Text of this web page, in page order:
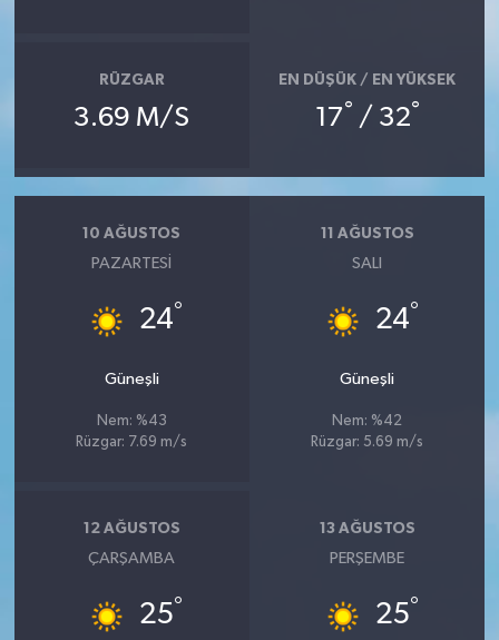
RÜZGAR
3.69 M/S
EN DÜŞÜK / EN YÜKSEK
17° / 32°
10 AĞUSTOS
PAZARTESI
24°
Güneşli
Nem: %43
Rüzgar: 7.69 m/s
11 AĞUSTOS
SALI
24°
Güneşli
Nem: %42
Rüzgar: 5.69 m/s
12 AĞUSTOS
ÇARŞAMBA
25°
13 AĞUSTOS
PERŞEMBE
25°